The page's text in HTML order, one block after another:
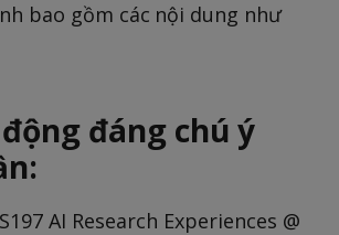
bao gồm các nội dung như
đáng chú ý
AI Research Experiences @